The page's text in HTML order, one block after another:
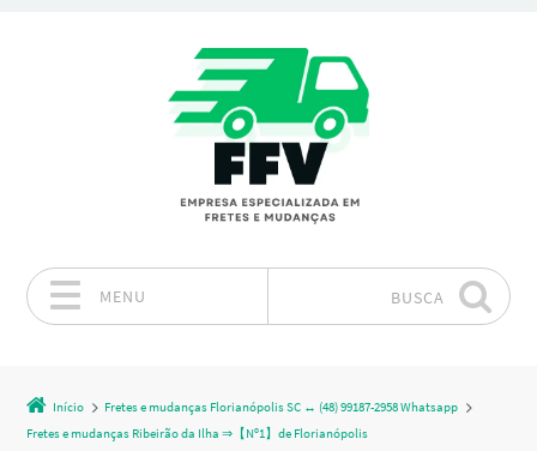
MENU BUSCA
Início
Fretes e mudanças Florianópolis SC ↔ (48) 99187-2958 Whatsapp
Fretes e mudanças Ribeirão da Ilha ⇒【Nº1】de Florianópolis